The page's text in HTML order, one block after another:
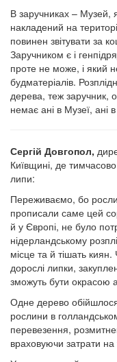
В заручниках – Музей,
накладений на
повинен звітувати за
Заручником є і
проте не може, і який
будматеріалів.
дерева, теж заручник,
немає ані в Музеї, ані
Сергій Довгопол,
Київщині, де
липи:
Переживаємо, бо
прописали саме цей
й у Європі, не було
нідерландському
місце та й тішать
дорослі липки,
зможуть бути окрасою
Одне дерево
рослини в
перевезення,
враховуючи затрати